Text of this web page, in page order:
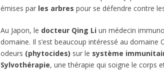
émises par les arbres pour se défendre contre
Au Japon, le docteur Qing Li un médecin
domaine. Il s’est beaucoup intéressé au domaine
odeurs (phytocides) sur le système
Sylvothérapie, une thérapie qui soigne le corps